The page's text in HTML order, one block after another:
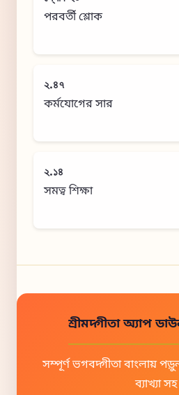
পরবর্তী শ্লোক
২.৪৭
কর্মযোগের সার
২.১৪
সমত্ব শিক্ষা
শ্রীমদ্গীতা অ্যাপ
সম্পূর্ণ ভগবদ্গীতা বাংলায়
ব্যাখ্যা সহ